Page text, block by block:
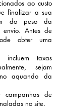
ao custo
finalizar a sua
do peso da
Antes de
obter uma
taxas
sejam
aquando da
campanhas de
no site.